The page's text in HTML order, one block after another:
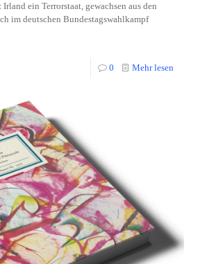
ein Terrorstaat, gewachsen aus den
im deutschen Bundestagswahlkampf
0 Mehr lesen